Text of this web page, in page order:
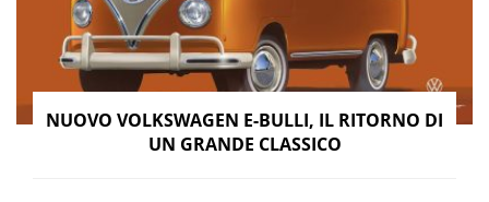
NUOVO VOLKSWAGEN E-BULLI, IL RITORNO DI
UN GRANDE CLASSICO